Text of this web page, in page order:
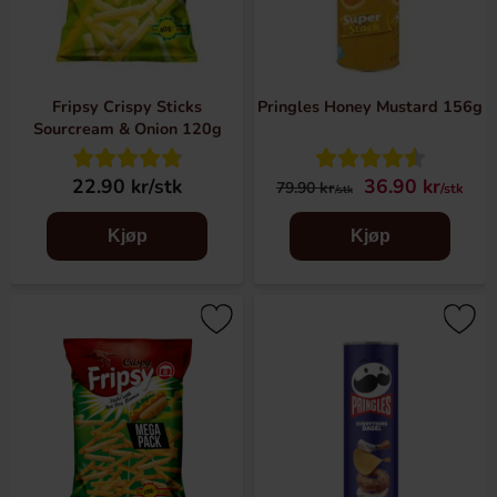
eller servert til en grillet sandwich, i en salat eller til det
grilla kjøttstykket. Vi har potetchips som er rillede,
bølgede og slette, i mange forskjellige smaker fra mange
forskjellige land. Potetchipsene passer like bra til
fredagskosen, filmaftenen, daten og festen. Velg mellom
smaker som Trøffel, Parmesan, Habanero, Dill, Hvitløk og
mange flere.
Tortillachips
I Sverige spiser vi tradisjonelt sett tortillachips først og
mye oppmerksomhet som de klassiske potetchipsene.
Tortillachips er fantastisk gode som de er, med sin litt
kraftigere og mer mettende tekstur. Her finner du både
slette og sammenrullede tortillachips i flere forskjellige
smaker og fra ulike merker, som for eksempel Doritos,
spicy Takis og Tostitos.
Andre potetgull og snacks
Fripsy Crispy Sticks
Sourcream & Onion 120g
22.90 kr/stk
Kjøp
Pringles Honey Mustard 156g
79.90 kr/stk 36.90 kr/stk
Kjøp